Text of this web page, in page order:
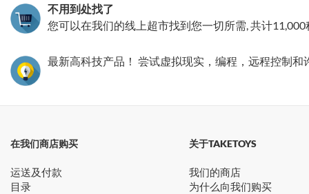
不用到处找了
您可以在我们的线上超市找到您一切所需, 共计11,000
最新高科技产品！ 尝试虚拟现实，编程，远程控制
在我们商店购买
运送及付款
目录
关于TAKETOYS
我们的商店
为什么向我们购买